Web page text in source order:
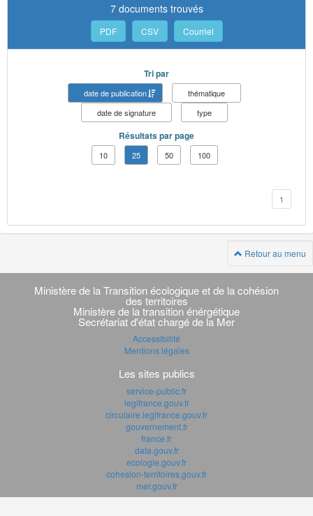
7 documents trouvés
PDF CSV Courriel
Tri par
date de publication
thématique
date de signature
type
Résultats par page
10 25 50 100
1
Retour au menu
Navigation
transverse
Ministère de la Transition écologique et de la cohésion
des territoires
Ministère de la transition énérgétique
Secrétariat d'état chargé de la Mer
Accessibilité
Mentions légales
Les sites publics
service-public.fr
legifrance.gouv.fr
circulaire.legifrance.gouv.fr
gouvernement.fr
france.fr
data.gouv.fr
ecologie.gouv.fr
cohesion-territoires.gouv.fr
mer.gouv.fr